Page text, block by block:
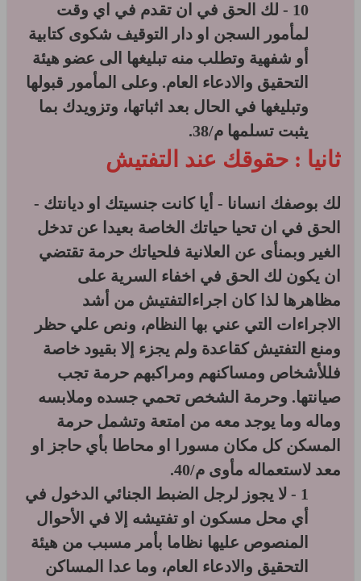
10 - لك الحق في ان تقدم في اي وقت
لمأمور السجن او دار التوقيف شكوى كتابية
أو شفهية وتطلب منه تبليغها الى عضو هيئة
التحقيق والادعاء العام. وعلى المأمور قبولها
وتبليغها في الحال بعد اثباتها، وتزويدك بما
يثبت تسلمها م/38.
ثانيا : حقوقك عند التفتيش
لك بوصفك انسانا - أيا كانت جنسيتك او ديانتك -
الحق في ان تحيا حياتك الخاصة بعيدا عن تدخل
الغير وبمنأى عن العلانية فلحياتك حرمة تقتضي
ان يكون لك الحق في اخفاء السرية على
مظاهرها لذا كان اجراءالتفتيش من أشد
الاجراءات التي عني بها النظام، ونص علي حظر
ومنع التفتيش كقاعدة ولم يجزء إلا بقيود خاصة
فللأشخاص ومساكنهم ومراكبهم حرمة تجب
صيانتها. وحرمة الشخص تحمي جسده وملابسه
وماله وما يوجد معه من امتعة وتشمل حرمة
المسكن كل مكان مسورا او محاطا بأي حاجز او
معد لاستعماله مأوى م/40.
1 - لا يجوز لرجل الضبط الجنائي الدخول في
أي محل مسكون او تفتيشه إلا في الأحوال
المنصوص عليها نظاما بأمر مسبب من هيئة
التحقيق والادعاء العام، وما عدا المساكن